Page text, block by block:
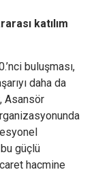
katılım
buluşması,
daha da
Asansör
güçlü
hacmine